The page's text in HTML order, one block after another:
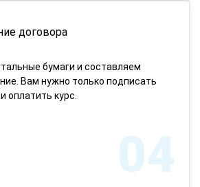
договора
бумаги и составляем
Вам нужно только подписать
оплатить курс.
04